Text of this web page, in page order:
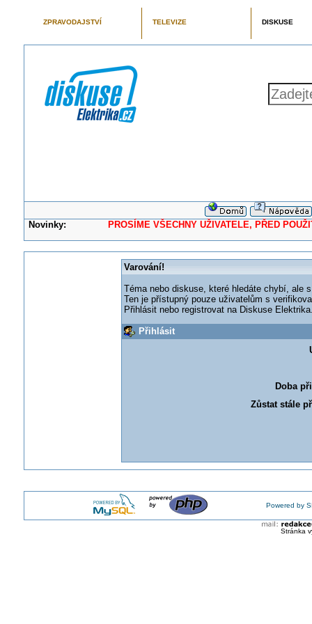
ZPRAVODAJSTVÍ TELEVIZE DISKUSE
Novinky: PROSÍME VŠECHNY UŽIVATELE, PŘED
Varování!
Téma nebo diskuse, které hledáte chybí, ale
Ten je přístupný pouze uživatelům s
Přihlásit nebo registrovat na Diskuse
Přihlásit
Doba
Zůstat stále
Powered by
Stránka